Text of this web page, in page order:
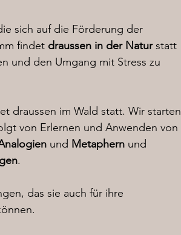
sich auf die Förderung der
findet draussen in der Naturstatt
und den Umgang mit Stress zu
draussen im Wald statt. Wir starten
von Erlernen und Anwenden von
und Metaphern und
.
das sie auch für ihre